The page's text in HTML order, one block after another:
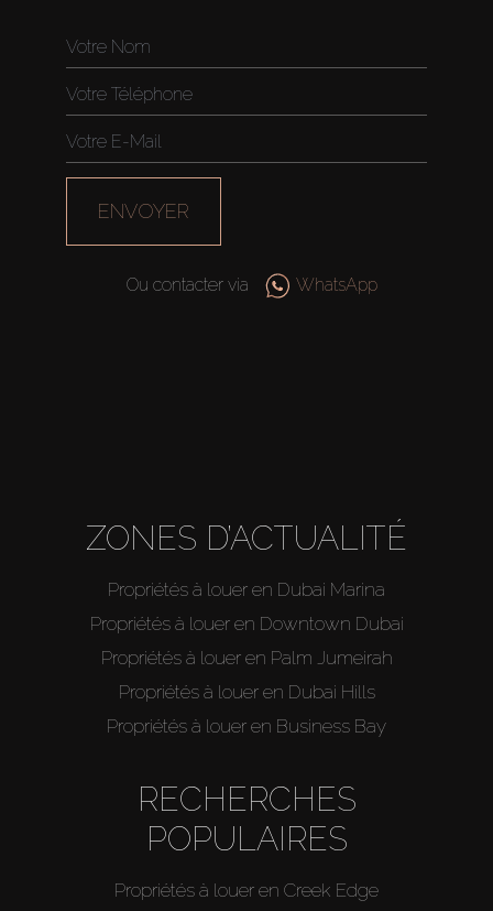
ENVOYER
Ou contacter via WhatsApp
ZONES D’ACTUALITÉ
Propriétés à louer en Dubai Marina
Propriétés à louer en Downtown Dubai
Propriétés à louer en Palm Jumeirah
Propriétés à louer en Dubai Hills
Propriétés à louer en Business Bay
RECHERCHES
POPULAIRES
Propriétés à louer en Creek Edge